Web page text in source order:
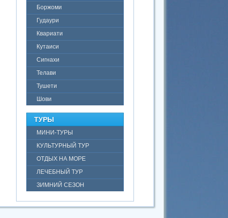
Боржоми
Гудаури
Квариати
Кутаиси
Сигнахи
Телави
Тушети
Шови
ТУРЫ
МИНИ-ТУРЫ
КУЛЬТУРНЫЙ ТУР
ОТДЫХ НА МОРЕ
ЛЕЧЕБНЫЙ ТУР
ЗИМНИЙ СЕЗОН